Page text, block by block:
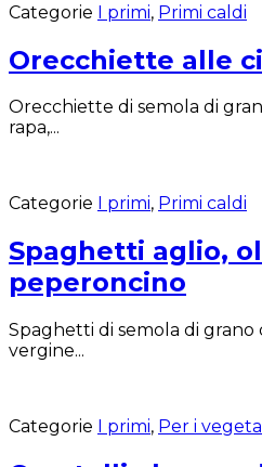
Categorie I primi, Primi caldi
Orecchiette alle
Orecchiette di semola di
rapa,...
Categorie I primi, Primi caldi
Spaghetti aglio,
peperoncino
Spaghetti di semola di
vergine...
Categorie I primi, Per i